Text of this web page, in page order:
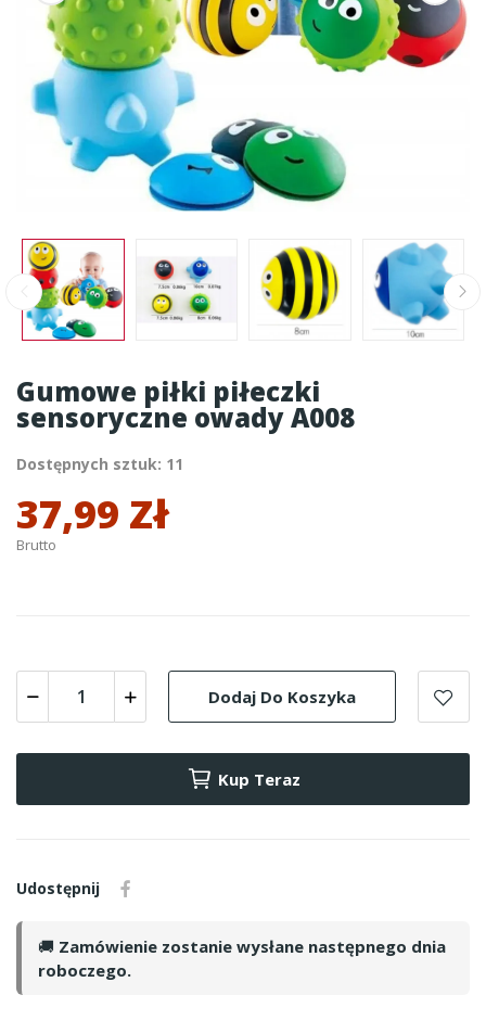
Gumowe piłki piłeczki
sensoryczne owady A008
Dostępnych sztuk: 11
37,99 Zł
Brutto
Dodaj Do Koszyka
Kup Teraz
Udostępnij
🚚 Zamówienie zostanie wysłane następnego dnia
roboczego.